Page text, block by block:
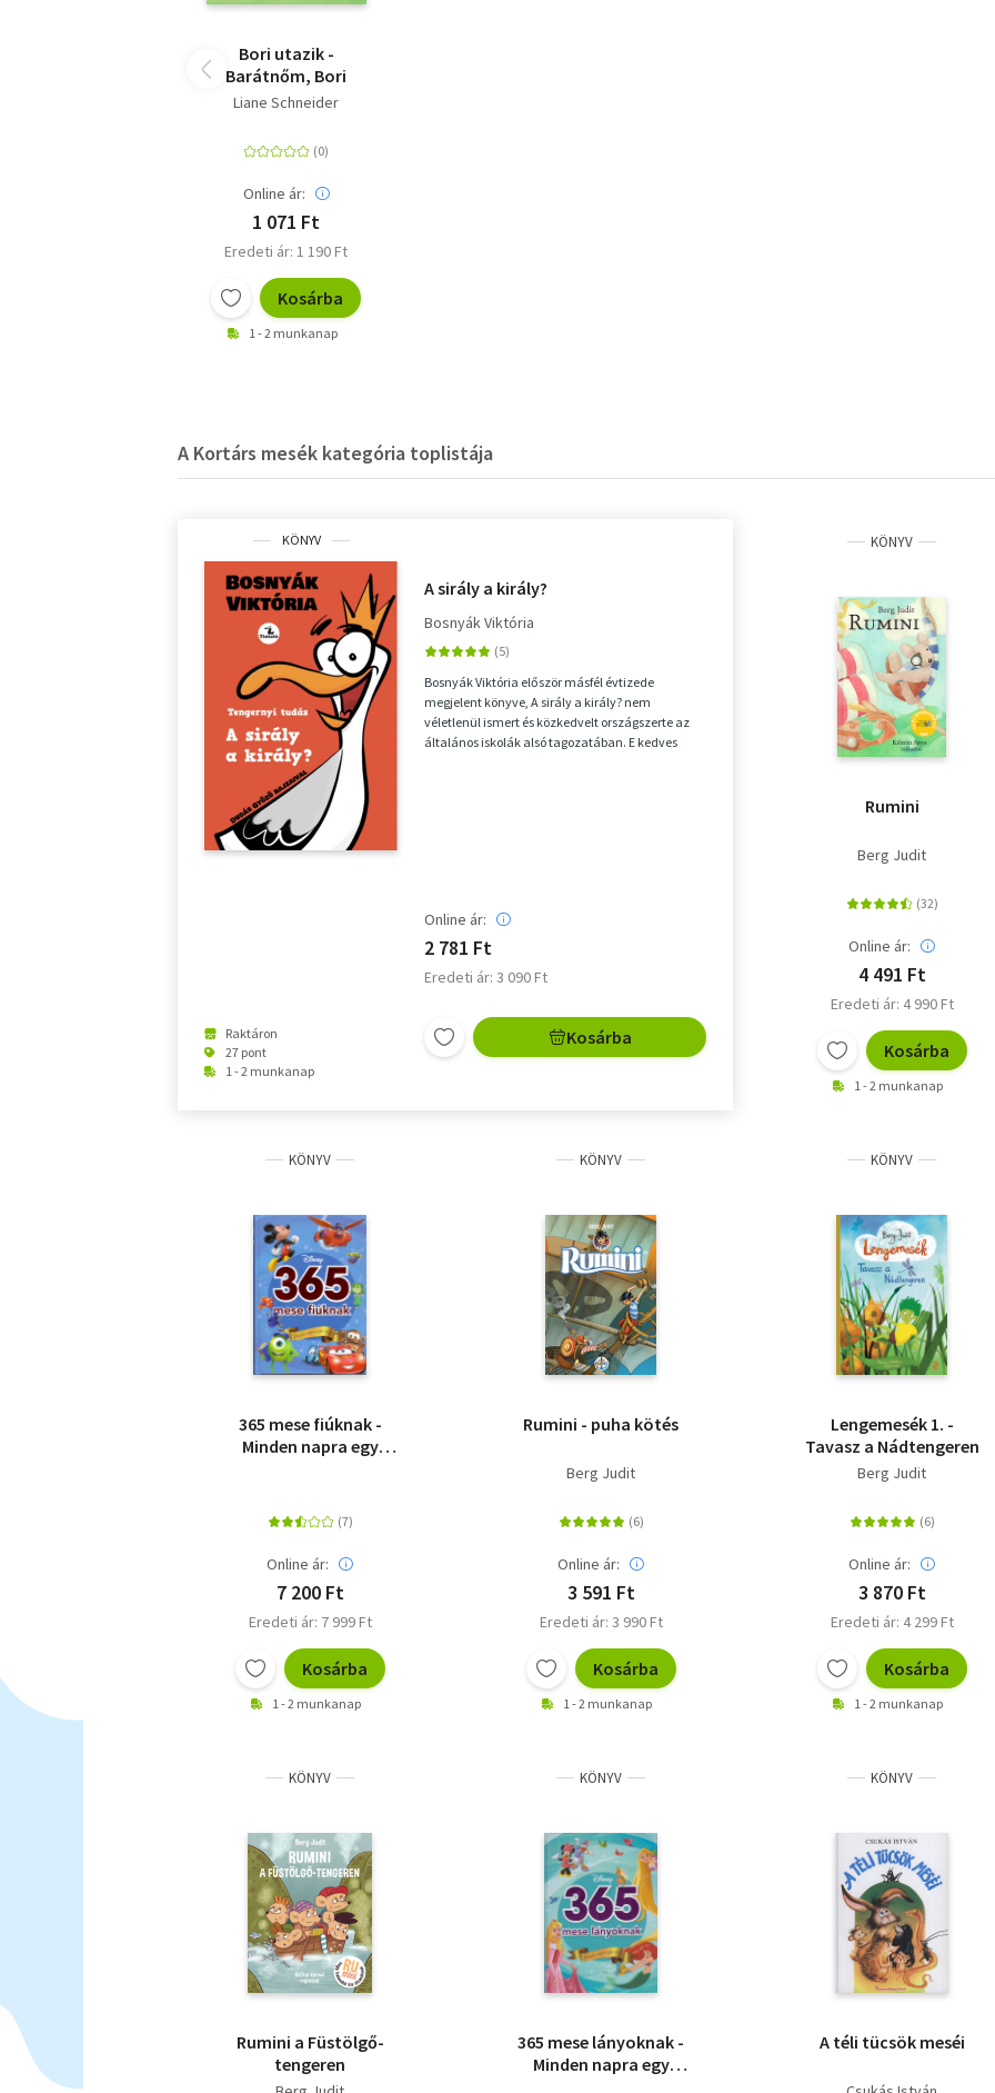
Bori utazik -
Barátnőm, Bori
Liane Schneider
Online ár:
1 071 Ft
Eredeti ár: 1 190 Ft
Kosárba
1 - 2 munkanap
A Kortárs mesék kategória toplistája
KÖNYV
Raktáron
27 pont
1 - 2 munkanap
A sirály a király?
Bosnyák Viktória
Bosnyák Viktória először másfél évtizede
megjelent könyve, A sirály a király? nem
véletlenül ismert és közkedvelt országszerte az
általános iskolák alsó tagozatában. E kedves
Online ár:
2 781 Ft
Eredeti ár: 3 090 Ft
Kosárba
KÖNYV
Rumini
Berg Judit
Online ár:
4 491 Ft
Eredeti ár: 4 990 Ft
Kosárba
1 - 2 munkanap
KÖNYV
365 mese fiúknak -
Minden napra egy
Online ár:
7 200 Ft
Eredeti ár: 7 999 Ft
Kosárba
1 - 2 munkanap
KÖNYV
Rumini - puha kötés
Berg Judit
Online ár:
3 591 Ft
Eredeti ár: 3 990 Ft
Kosárba
1 - 2 munkanap
KÖNYV
Lengemesék 1. -
Tavasz a Nádtengeren
Berg Judit
Online ár:
3 870 Ft
Eredeti ár: 4 299 Ft
Kosárba
1 - 2 munkanap
KÖNYV
Rumini a Füstölgő-
tengeren
KÖNYV
365 mese lányoknak -
Minden napra egy
KÖNYV
A téli tücsök meséi